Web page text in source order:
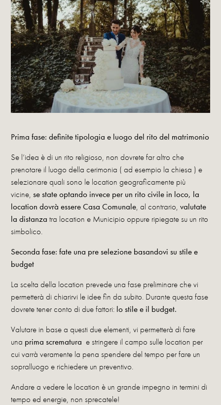
Prima fase: definite tipologia e luogo del rito del matrimonio
Se l’idea è di un rito religioso, non dovrete far altro che
prenotare il luogo della cerimonia ( ad esempio la chiesa ) e
selezionare quali sono le location geograficamente più
vicine,se state optando invece per un rito civile in loco, la
location dovrà essere Casa Comunale, al contrario, valutate
la distanza tra location e Municipio oppure ripiegate su un rito
simbolico.
Seconda fase: fate una pre selezione basandovi su stile e
budget
La scelta della location prevede una fase preliminare che vi
permetterà di chiarirvi le idee fin da subito. Durante questa fase
dovrete tener conto di due fattori: lo stile e il budget.
Valutare in base a questi due elementi, vi permetterà di fare
una prima scrematura e stringere il campo sulle location per
cui varrà veramente la pena spendere del tempo per fare un
sopralluogo e richiedere un preventivo.
Andare a vedere le location è un grande impegno in termini di
tempo ed energie, non sprecatele!